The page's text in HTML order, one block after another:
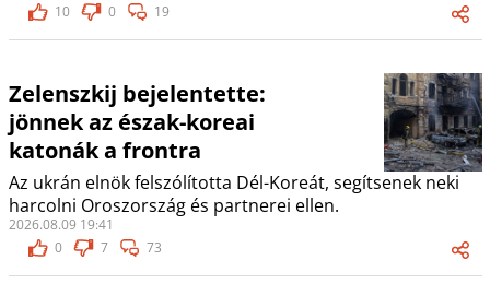
10
0 19
Zelenszkij bejelentette:
jönnek az észak-koreai
katonák a frontra
Az ukrán elnök felszólította Dél-Koreát, segítsenek neki
harcolni Oroszország és partnerei ellen.
2026.08.09 19:41
0
7 73